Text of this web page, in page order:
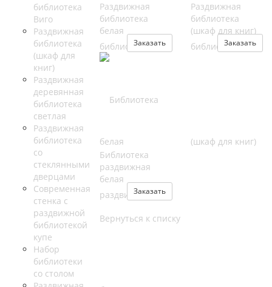
библиотека
Виго
Раздвижная
библиотека
(шкаф для
книг)
Раздвижная
деревянная
библиотека
светлая
Раздвижная
библиотека
со
стеклянными
дверцами
Современная
стенка с
раздвижной
библиотекой
купе
Набор
библиотеки
со столом
Раздвижная
библиотека
белая
Заказать
Раздвижная
библиотека
(шкаф для книг)
Заказать
Библиотека
раздвижная
белая
Заказать
Вернуться к списку